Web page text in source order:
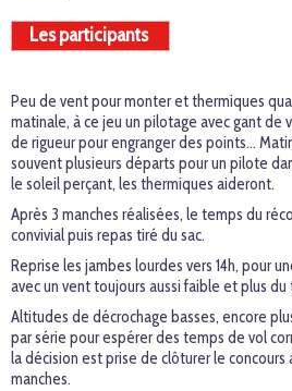
Les participants
Peu de vent pour monter et thermiques
matinale, à ce jeu un pilotage avec gant de
de rigueur pour engranger des points...
souvent plusieurs départs pour un pilote
le soleil perçant, les thermiques aideront.
Après 3 manches réalisées, le temps du
convivial puis repas tiré du sac.
Reprise les jambes lourdes vers 14h, pour
avec un vent toujours aussi faible et plus
Altitudes de décrochage basses, encore
par série pour espérer des temps de vol
la décision est prise de clôturer le concours
manches.